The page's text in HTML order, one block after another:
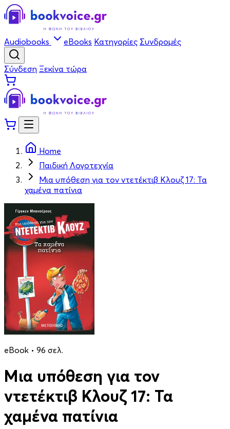
Audiobooks eBooks Κατηγορίες Συνδρομές
Σύνδεση Ξεκίνα τώρα
Home
Παιδική Λογοτεχνία
Μια υπόθεση για τον ντετέκτιβ Κλουζ 17: Τα
χαμένα πατίνια
eBook • 96 σελ.
Μια υπόθεση για τον
ντετέκτιβ Κλουζ 17: Τα
χαμένα πατίνια